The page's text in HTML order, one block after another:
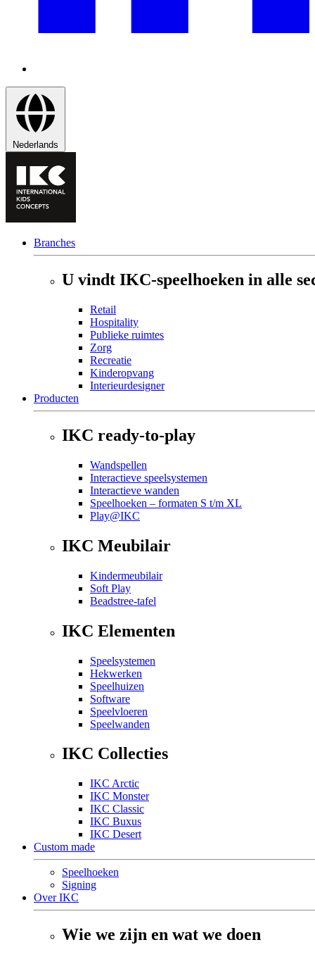
Nederlands
Branches
U vindt IKC-speelhoeken in alle
Retail
Hospitality
Publieke ruimtes
Zorg
Recreatie
Kinderopvang
Interieurdesigner
Producten
IKC ready-to-play
Wandspellen
Interactieve speelsystemen
Interactieve wanden
Speelhoeken – formaten S t/m XL
Play@IKC
IKC Meubilair
Kindermeubilair
Soft Play
Beadstree-tafel
IKC Elementen
Speelsystemen
Hekwerken
Speelhuizen
Software
Speelvloeren
Speelwanden
IKC Collecties
IKC Arctic
IKC Monster
IKC Classic
IKC Buxus
IKC Desert
Custom made
Speelhoeken
Signing
Over IKC
Wie we zijn en wat we doen